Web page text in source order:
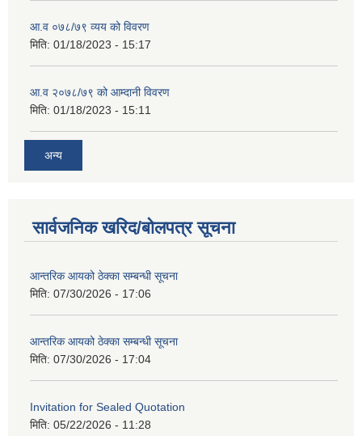
आ.व ०७८/७९ व्यय को विवरण
मिति: 01/18/2023 - 15:17
आ.व २०७८/७९ को आम्दानी विवरण
मिति: 01/18/2023 - 15:11
अन्य
सार्वजनिक खरिद/बोलपत्र सूचना
आन्तरिक आयको ठेक्का सम्बन्धी सूचना
मिति: 07/30/2026 - 17:06
आन्तरिक आयको ठेक्का सम्बन्धी सूचना
मिति: 07/30/2026 - 17:04
Invitation for Sealed Quotation
मिति: 05/22/2026 - 11:28